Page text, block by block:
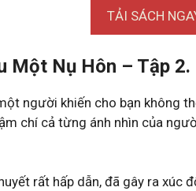
TẢI SÁCH
Một Nụ Hôn – Tập 2.
người khiến cho bạn không
chí cả từng ánh nhìn của
rất hấp dẫn, đã gây ra xúc